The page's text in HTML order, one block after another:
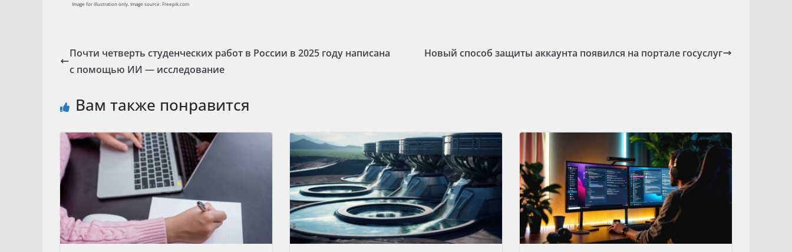
Image for illustration only. Image source: Freepik.com
Почти четверть студенческих работ в России в 2025 году написана
с помощью ИИ — исследование
Новый способ защиты аккаунта появился на портале госуслуг
Вам также понравится